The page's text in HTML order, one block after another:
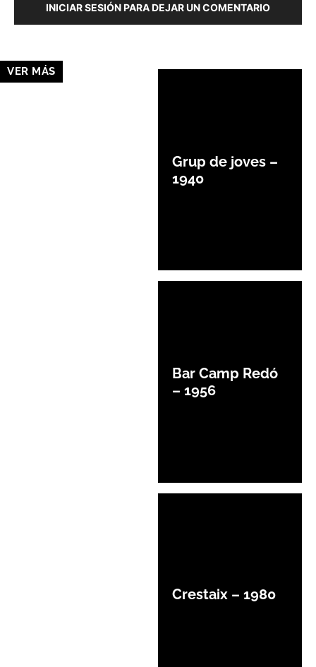
INICIAR SESIÓN PARA DEJAR UN COMENTARIO
VER MÁS
Grup de joves –
1940
Bar Camp Redó
– 1956
Crestaix – 1980